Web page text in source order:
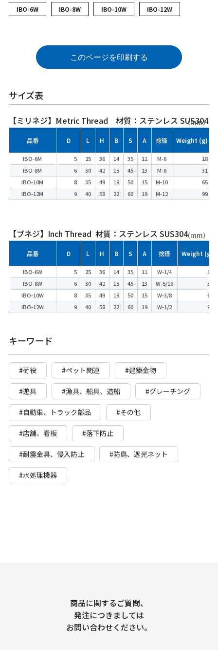
IBO-6W IBO-8W IBO-10W IBO-12W
このページを印刷する
サイズ表
【ミリネジ】Metric Thread 材質：ステンレス SUS304
（mm）
品番 D L H B S A 捻径 Weight (g)
IBO-6M 5 25 36 14 35 11 M-6
18
IBO-8M
6 30 42 15 45 13 M-8
31
IBO-10M
8 35 49 18 50 15 M-10
65
IBO-12M
9 40 58 22 60 19 M-12 99
【ブネジ】Inch Thread 材質：ステンレス SUS304（mm）
品番 D L H B S A 捻径 Weight (g)
IBO-6W 5 25 36 14 35 11 W-1/4
18
IBO-8W
6 30 42 15 45 13 W-5/16
31
IBO-10W
8 35 49 18 50 15 W-3/8
65
IBO-12W
9 40 58 22 60 19 W-1/2 99
キーワード
#荷役 #ペット関連 #建築金物
#遊具 #漁具、船具、造船 #グレーチング
#自動車、トラック部品 #その他
#店舗、看板 #落下防止
#耐震金具、侵入防止 #防鳥、遮光ネット
#水処理機器
商品に関するご質問、
発注につきましては
お問い合わせください。